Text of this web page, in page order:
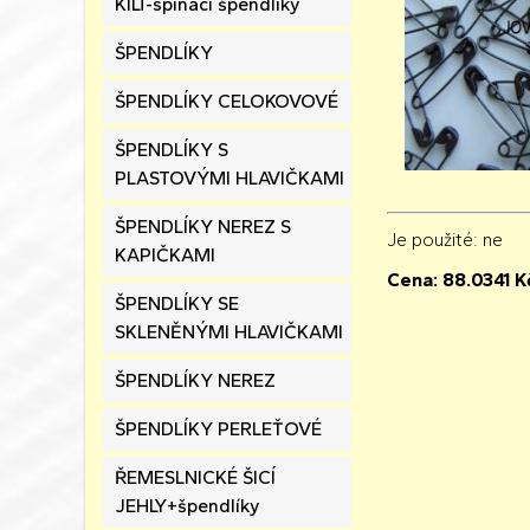
ŠPENDLÍKY
ŠPENDLÍKY CELOKOVOVÉ
ŠPENDLÍKY S
PLASTOVÝMI HLAVIČKAMI
ŠPENDLÍKY NEREZ S
KAPIČKAMI
ŠPENDLÍKY SE
SKLENĚNÝMI HLAVIČKAMI
ŠPENDLÍKY NEREZ
ŠPENDLÍKY PERLEŤOVÉ
ŘEMESLNICKÉ ŠICÍ
JEHLY+špendlíky
Je použité: ne
Cena: 88.0341